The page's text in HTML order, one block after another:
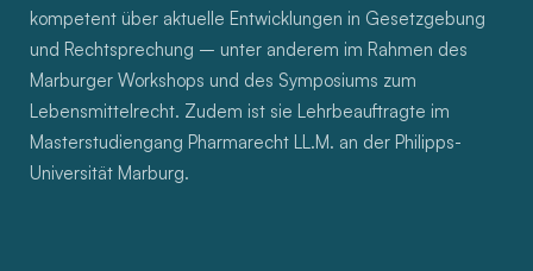
kompetent über aktuelle Entwicklungen in Gesetzgebung
und Rechtsprechung – unter anderem im Rahmen des
Marburger Workshops und des Symposiums zum
Lebensmittelrecht. Zudem ist sie Lehrbeauftragte im
Masterstudiengang Pharmarecht LL.M. an der Philipps-
Universität Marburg.